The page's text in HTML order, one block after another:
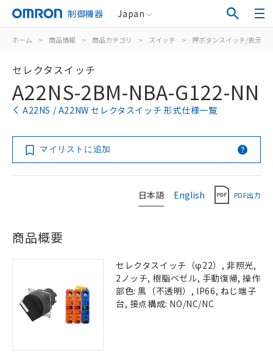
制御機器 Japan
ホーム > 商品情報 > 商品カテゴリ > スイッチ > 押ボタンスイッチ/表示灯
セレクタスイッチ
A22NS-2BM-NBA-G122-NN
A22NS / A22NW セレクタスイッチ 形式仕様一覧
マイリストに追加
日本語 English PDF出力
商品概要
セレクタスイッチ（φ22）, 非照光,
2ノッチ, 樹脂ベゼル, 手動復帰, 操作
部色: 黒（不透明）, IP66, ねじ端子
台, 接点構成: NO/NC/NC